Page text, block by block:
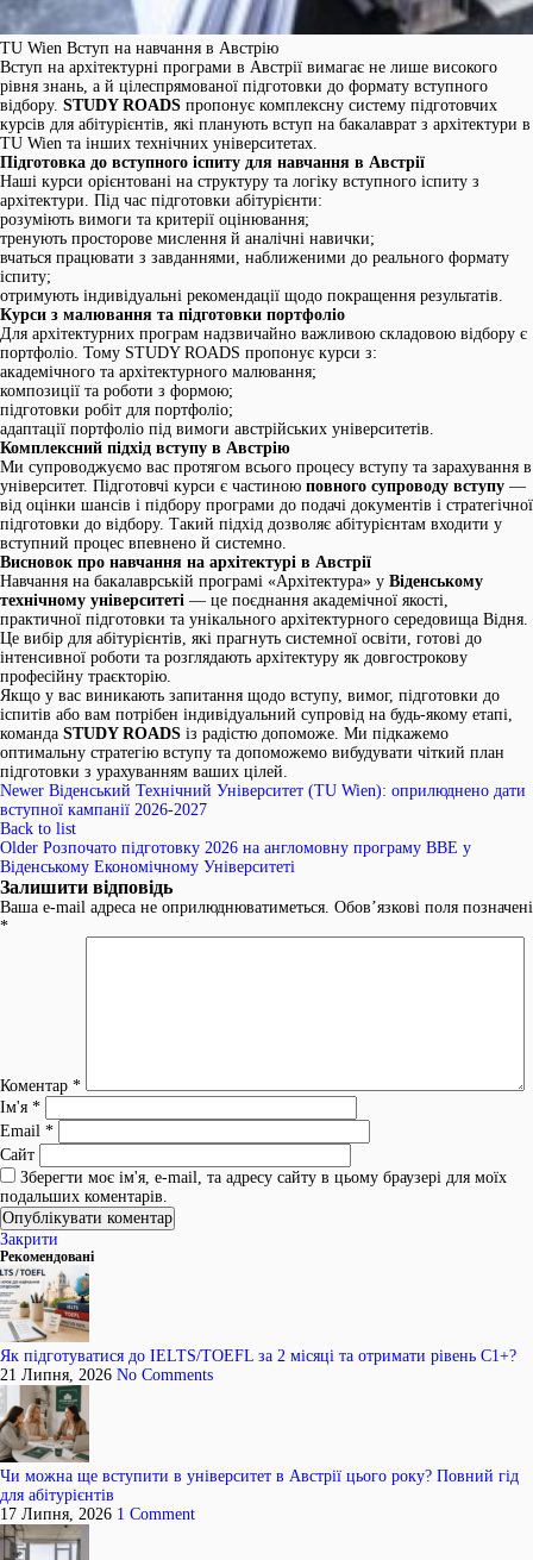
TU Wien Вступ на навчання в Австрію
Вступ на архітектурні програми в Австрії вимагає не лише високого
рівня знань, а й цілеспрямованої підготовки до формату вступного
відбору. STUDY ROADS пропонує комплексну систему підготовчих
курсів для абітурієнтів, які планують вступ на бакалаврат з архітектури в
TU Wien та інших технічних університетах.
Підготовка до вступного іспиту для навчання в Австрії
Наші курси орієнтовані на структуру та логіку вступного іспиту з
архітектури. Під час підготовки абітурієнти:
розуміють вимоги та критерії оцінювання;
тренують просторове мислення й аналічні навички;
вчаться працювати з завданнями, наближеними до реального формату
іспиту;
отримують індивідуальні рекомендації щодо покращення результатів.
Курси з малювання та підготовки портфоліо
Для архітектурних програм надзвичайно важливою складовою відбору є
портфоліо. Тому STUDY ROADS пропонує курси з:
академічного та архітектурного малювання;
композиції та роботи з формою;
підготовки робіт для портфоліо;
адаптації портфоліо під вимоги австрійських університетів.
Комплексний підхід вступу в Австрію
Ми супроводжуємо вас протягом всього процесу вступу та зарахування в
університет. Підготовчі курси є частиною повного супроводу вступу —
від оцінки шансів і підбору програми до подачі документів і стратегічної
підготовки до відбору. Такий підхід дозволяє абітурієнтам входити у
вступний процес впевнено й системно.
Висновок про навчання на архітектурі в Австрії
Навчання на бакалаврській програмі «Архітектура» у Віденському
технічному університеті — це поєднання академічної якості,
практичної підготовки та унікального архітектурного середовища Відня.
Це вибір для абітурієнтів, які прагнуть системної освіти, готові до
інтенсивної роботи та розглядають архітектуру як довгострокову
професійну траєкторію.
Якщо у вас виникають запитання щодо вступу, вимог, підготовки до
іспитів або вам потрібен індивідуальний супровід на будь-якому етапі,
команда STUDY ROADS із радістю допоможе. Ми підкажемо
оптимальну стратегію вступу та допоможемо вибудувати чіткий план
підготовки з урахуванням ваших цілей.
Newer Віденський Технічний Університет (TU Wien): оприлюднено дати
вступної кампанії 2026-2027
Back to list
Older Розпочато підготовку 2026 на англомовну програму BBE у
Віденському Економічному Університеті
Залишити відповідь
Ваша e-mail адреса не оприлюднюватиметься. Обов’язкові поля позначені
*
Коментар *
Ім'я *
Email *
Сайт
Зберегти моє ім'я, e-mail, та адресу сайту в цьому браузері для моїх
подальших коментарів.
Закрити
Рекомендовані
Як підготуватися до IELTS/TOEFL за 2 місяці та отримати рівень C1+?
21 Липня, 2026 No Comments
Чи можна ще вступити в університет в Австрії цього року? Повний гід
для абітурієнтів
17 Липня, 2026 1 Comment